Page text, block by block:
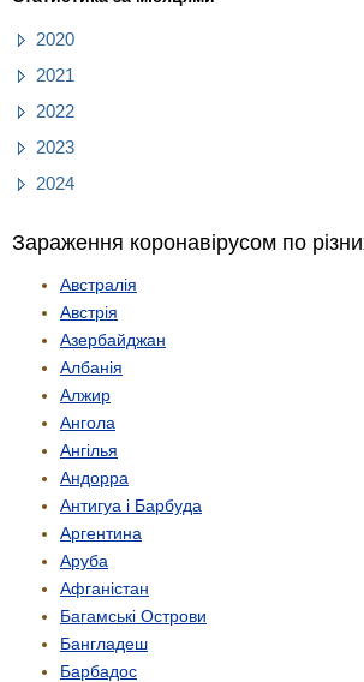
2020
2021
2022
2023
2024
Зараження коронавірусом по
Австралія
Австрія
Азербайджан
Албанія
Алжир
Ангола
Ангілья
Андорра
Антигуа і Барбуда
Аргентина
Аруба
Афганістан
Багамські Острови
Бангладеш
Барбадос